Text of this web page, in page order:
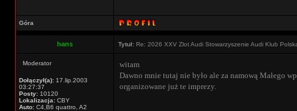
Góra
hans Tytuł: Re: 2026 XXV Zlot Audi Stowarzyszenie Audi Klub
Moderator
Dołączył(a): 17.lip.2003
03:27:37
Posty: 10120
Lokalizacja: CBY
Auto: C4,B6 quattro, A2
witam
Dawno mnie tutaj nie było ale za namową Małego
organizowane już te imprezy.